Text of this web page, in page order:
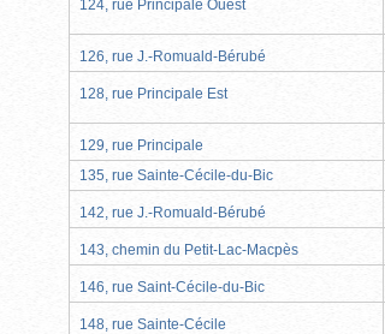
124, rue Principale Ouest
126, rue J.-Romuald-Bérubé
128, rue Principale Est
129, rue Principale
135, rue Sainte-Cécile-du-Bic
142, rue J.-Romuald-Bérubé
143, chemin du Petit-Lac-Macpès
146, rue Saint-Cécile-du-Bic
148, rue Sainte-Cécile